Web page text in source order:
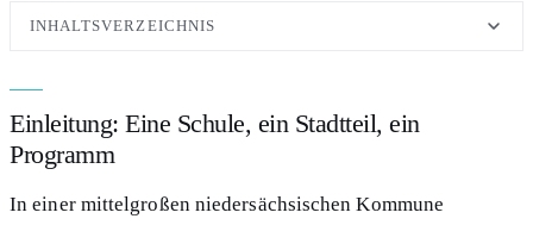
INHALTSVERZEICHNIS
Einleitung: Eine Schule, ein Stadtteil, ein
Programm
In einer mittelgroßen niedersächsischen Kommune